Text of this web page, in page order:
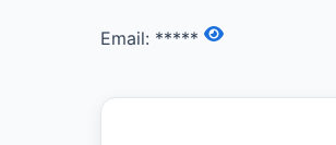
Email: *****